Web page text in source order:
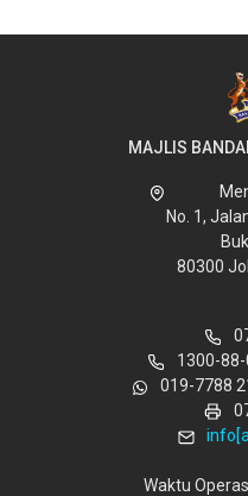
MAJLIS
No. 1,
80300
1300-
019-7788
Waktu